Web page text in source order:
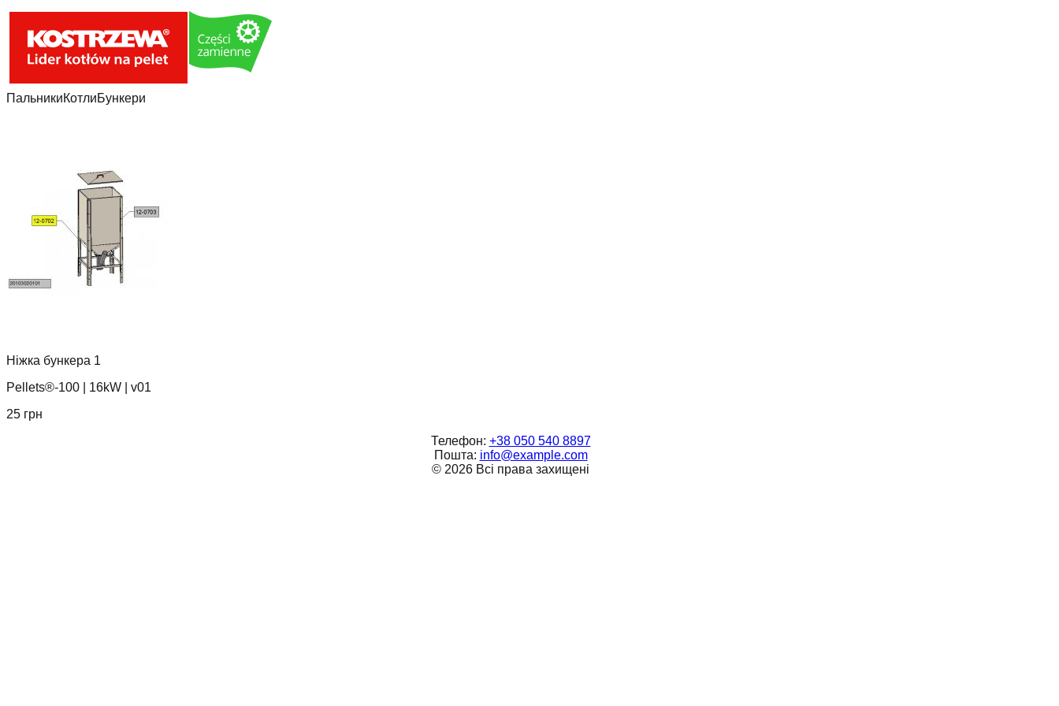
ПальникиКотлиБункери
Ніжка бункера 1
Pellets®-100
16kW
v01
25 грн
Телефон: +38 050 540 8897
Пошта: info@example.com
© 2026 Всі права захищені